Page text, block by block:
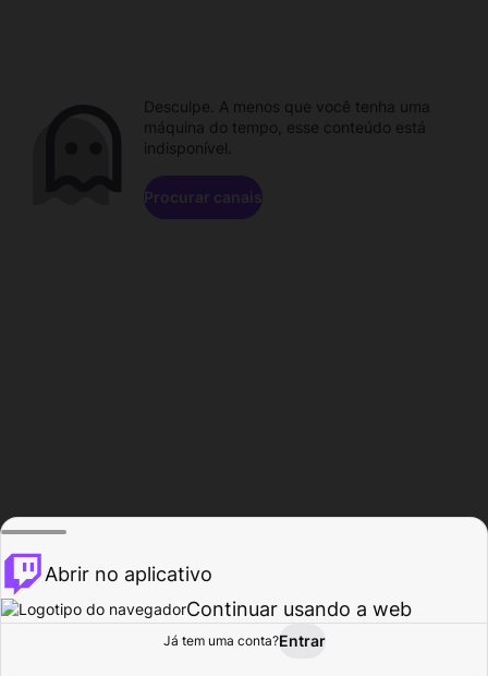
Procurar Atividade
Desculpe. A menos que você tenha uma
máquina do tempo, esse conteúdo está
indisponível.
Procurar canais
Abrir no aplicativo
Continuar usando a web
Já tem uma conta?Entrar